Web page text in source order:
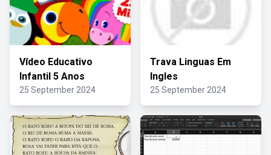
Vídeo Educativo
Infantil 5 Anos
25 September 2024
Trava Linguas Em
Ingles
25 September 2024